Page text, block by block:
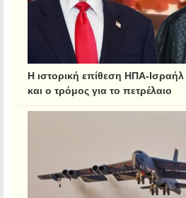
Η ιστορική επίθεση ΗΠΑ-Ισραήλ
και ο τρόμος για το πετρέλαιο